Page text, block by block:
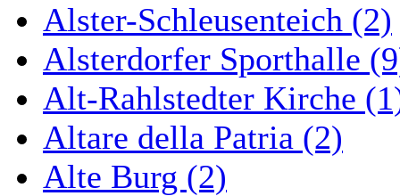
Alster-Schleusenteich (2)
Alsterdorfer Sporthalle
Alt-Rahlstedter Kirche
Altare della Patria (2)
Alte Burg (2)